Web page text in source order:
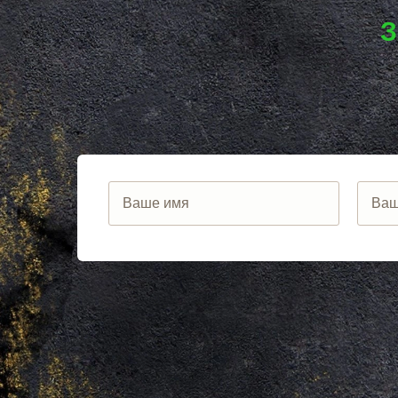
ЛОТОШИНО
ЛУКИНО
ЛУНЕВО
ЛУХОВИЦЫ
ЛЫТКАРИНО
ЛЬВОВСКИЙ
ЛЮБЕРЦЫ
ЛЮБУЧАНЫ
МАЛАХОВКА
МАЛИНО
МАМЫРИ
МЕНДЕЛЕЕВО
МЕШКОВО
МИХНЕВО
МОЛОДЕЖНЫЙ
МОЛОКОВО
МОНИНО
МОСКОВСКИЙ
МУХАНОВО
МЫТИЩИ
НАРО-ФОМИНСК
НАХАБИНО
НЕКРАСОВКА
КРАСНОДАР
ВОРОНЕЖ
ИРКУТСК
РОСТОВ
САМАРА
НЕЯ
ВОЛГОГРАД
НИЖНИЙ
УФА
САНКТ-
КАЗАНЬ
ТЮМЕНЬ
ТУЛА
ПЕНЗА
ЯРОСЛАВЛЬ
БАРНАУЛ
ОМСК
БЕЛГОРОД
ЛИПЕЦК